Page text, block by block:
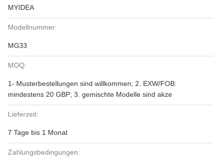
MYIDEA
Modellnummer:
MG33
MOQ:
1- Musterbestellungen sind willkommen; 2. EXW/FOB:
mindestens 20 GBP; 3. gemischte Modelle sind akze
Lieferzeit:
7 Tage bis 1 Monat
Zahlungsbedingungen: